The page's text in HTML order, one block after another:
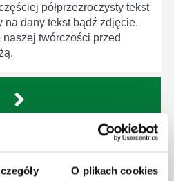
O plikach cookies
półprzezroczysty tekst
na dany tekst bądź zdjęcie.
twórczości przed
zaznaczyć całą